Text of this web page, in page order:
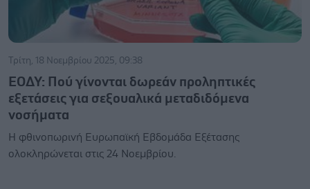
Τρίτη, 18 Νοεμβρίου 2025, 09:38
ΕΟΔΥ: Πού γίνονται δωρεάν προληπτικές
εξετάσεις για σεξουαλικά μεταδιδόμενα
νοσήματα
Η φθινοπωρινή Ευρωπαϊκή Εβδομάδα Εξέτασης
ολοκληρώνεται στις 24 Νοεμβρίου.